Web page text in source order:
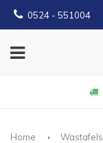
0524 - 551004
Home Wastafels